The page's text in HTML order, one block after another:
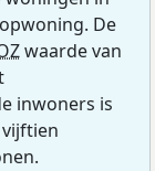
De
waarde van
inwoners is
vijftien